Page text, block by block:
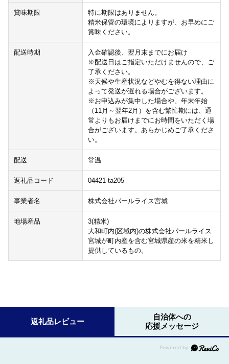
賞味期限
特に期限はありません。
精米保管の環境によりますが、お早めにご
賞味ください。
配送時期
入金確認後、翌月末までにお届け
※配送日はご指定いただけませんので、ご
了承ください。
※天候や生産状況などやむを得ない理由に
よって発送が遅れる場合がございます。
※お申込みが集中した場合や、年末年始
（11月～翌年2月）を含む繁忙期には、通
常よりもお届けまでにお時間をいただく場
合がございます。あらかじめご了承くださ
い。
配送 常温
返礼品コード 04421-ta205
事業者名 株式会社パールライス宮城
地場産品
3(精米)
大和町内(区域内)の株式会社パールライス
宮城が町内産を含む宮城県産の米を精米し
提供しているもの。
返礼品レビュー
自治体への
応援メッセージ